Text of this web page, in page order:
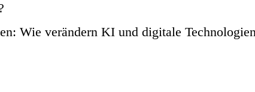
Wie verändern KI und digitale